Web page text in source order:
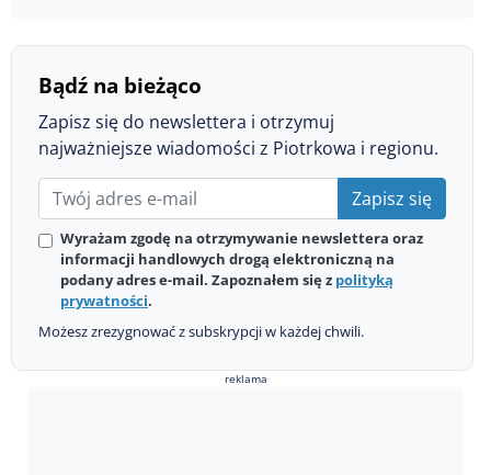
Bądź na bieżąco
Zapisz się do newslettera i otrzymuj
najważniejsze wiadomości z Piotrkowa i regionu.
Zapisz się
Wyrażam zgodę na otrzymywanie newslettera oraz
informacji handlowych drogą elektroniczną na
podany adres e-mail. Zapoznałem się z polityką
prywatności.
Możesz zrezygnować z subskrypcji w każdej chwili.
reklama